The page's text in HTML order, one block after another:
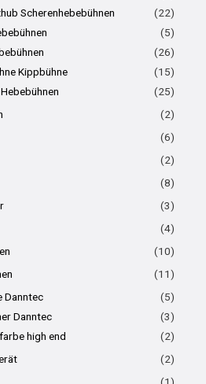
Scherenhebebühnen
(22)
(5)
(26)
Kippbühne
(15)
(25)
(2)
(6)
(2)
(8)
(3)
(4)
(10)
(11)
Danntec
(5)
Danntec
(3)
high end
(2)
(2)
(1)